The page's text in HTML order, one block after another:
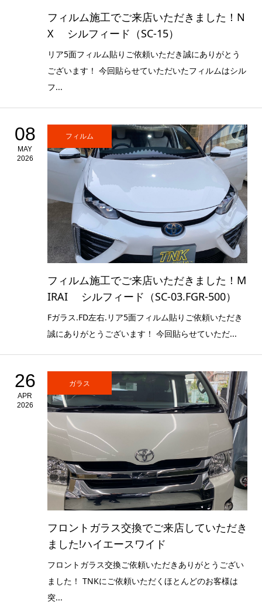
フィルム施工でご来店いただきました！N
X シルフィード（SC-15）
リア5面フィルム貼りご依頼いただき誠にありがとう
ございます！ 今回貼らせていただいたフィルムはシル
フ...
08
MAY
2026
フィルム
フィルム施工でご来店いただきました！M
IRAI シルフィード（SC-03.FGR-500）
Fガラス.FD左右.リア5面フィルム貼りご依頼いただき
誠にありがとうございます！ 今回貼らせていただ...
26
APR
2026
ガラス
フロントガラス交換でご来店していただき
ました!ハイエースワイド
フロントガラス交換ご依頼いただきありがとうござい
ました！ TNKにご依頼いただくほとんどのお客様は
突...